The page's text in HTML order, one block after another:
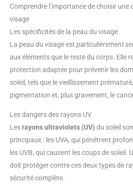
Comprendre l’importance de choisir une
visage
Les spécificités de la peau du visage
La peau du visage est particulièrement
aux éléments que le reste du corps. Elle
protection adaptée pour prévenir les
soleil, tels que le vieillissement
pigmentation et, plus gravement, le
Les dangers des rayons UV
Lesrayons ultraviolets (UV) du soleil
principaux : les UVA, qui pénètrent
les UVB, qui causent les coups de soleil.
doit protéger contre ces deux types de
sécurité complète.